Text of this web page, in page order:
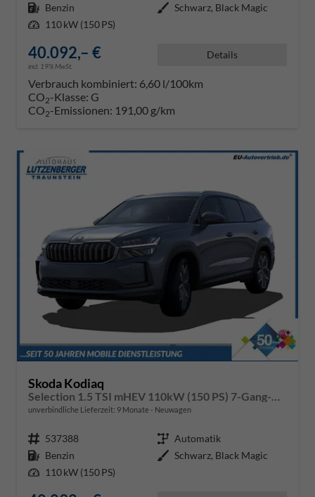
Kraftstoff Benzin Außenfarbe Schwarz, Black Magic
Leistung 110 kW (150 PS)
40.092,– €
incl. 19% MwSt.
Details
Verbrauch kombiniert: 6,60 l/100km
CO2-Klasse: G
CO2-Emissionen: 191,00 g/km
Skoda Kodiaq
unverbindliche Lieferzeit: 9 Monate Neuwagen
Fahrzeugnr. 537388 Getriebe Automatik
Kraftstoff Benzin Außenfarbe Schwarz, Black Magic
Leistung 110 kW (150 PS)